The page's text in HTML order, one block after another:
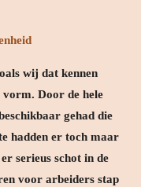
wij dat kennen
vorm. Door de hele
gehad die
hadden er toch maar
serieus schot in de
voor arbeiders stap